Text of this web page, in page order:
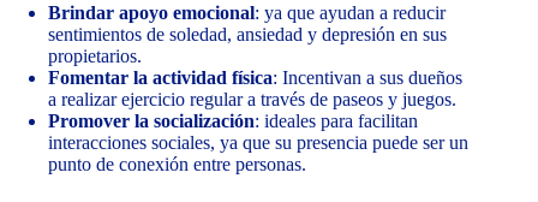
Brindar apoyo emocional: ya que ayudan a reducir
sentimientos de soledad, ansiedad y depresión en sus
propietarios.
Fomentar la actividad física: Incentivan a sus dueños
a realizar ejercicio regular a través de paseos y juegos.
Promover la socialización: ideales para facilitan
interacciones sociales, ya que su presencia puede ser un
punto de conexión entre personas.